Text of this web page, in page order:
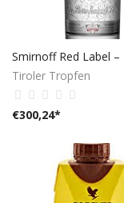
Tiroler Tropfen
€300,24*